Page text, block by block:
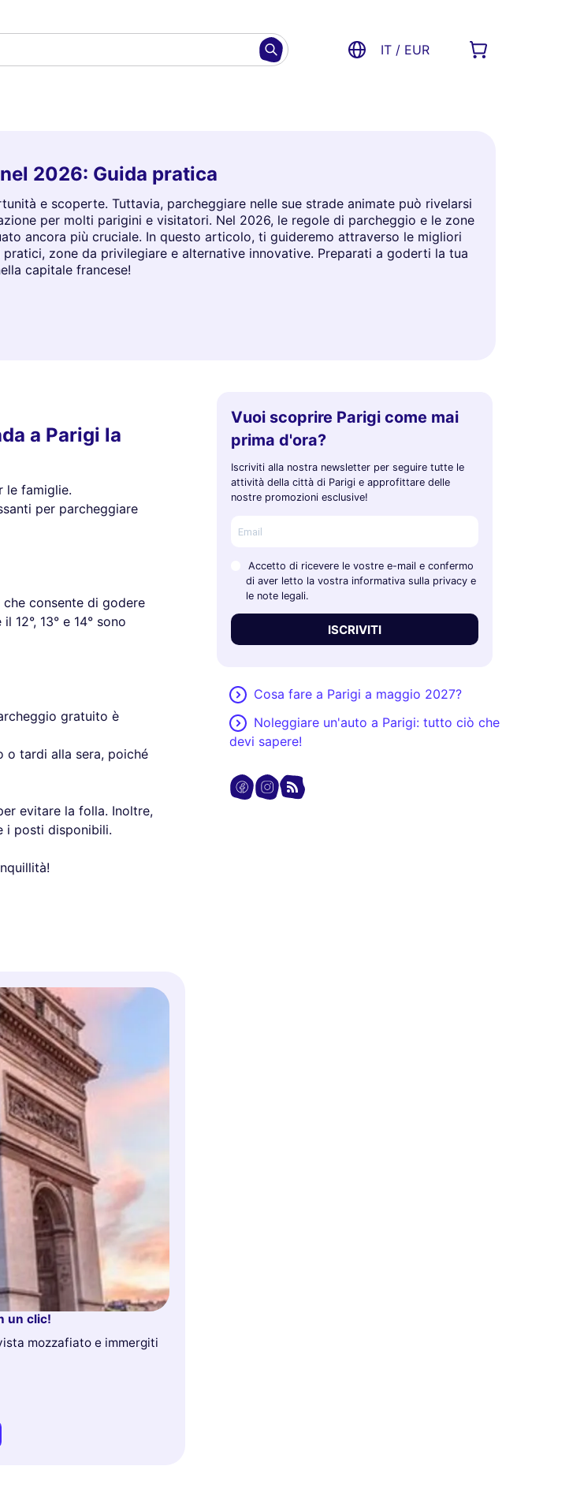
IT / EUR
2026: Guida pratica
e scoperte. Tuttavia, parcheggiare nelle sue strade animate può rivelarsi
per molti parigini e visitatori. Nel 2026, le regole di parcheggio e le zone
ancora più cruciale. In questo articolo, ti guideremo attraverso le migliori
zone da privilegiare e alternative innovative. Preparati a goderti la tua
capitale francese!
a Parigi la
le famiglie.
per parcheggiare
consente di godere
13° e 14° sono
gratuito è
o tardi alla sera, poiché
evitare la folla. Inoltre,
i posti disponibili.
un clic!
mozzafiato e immergiti
Vuoi scoprire Parigi come mai
prima d'ora?
Iscriviti alla nostra newsletter per seguire tutte le
attività della città di Parigi e approfittare delle
nostre promozioni esclusive!
Accetto di ricevere le vostre e-mail e confermo
di aver letto la vostra informativa sulla privacy e
le note legali.
ISCRIVITI
Cosa fare a Parigi a maggio 2027?
Noleggiare un'auto a Parigi: tutto ciò che
devi sapere!